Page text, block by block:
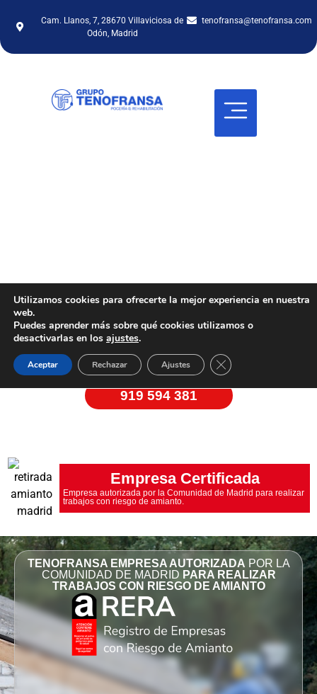
Cam. Llanos, 7, 28670 Villaviciosa de
Odón, Madrid
tenofransa@tenofransa.com
de Madrid para realizar trabajos con
riesgo de amianto.
ESCRÍBENOS
919 594 381
Empresa Certificada
Empresa autorizada por la Comunidad de Madrid para realizar
trabajos con riesgo de amianto.
TENOFRANSA EMPRESA AUTORIZADA POR LA
COMUNIDAD DE MADRID PARA REALIZAR
TRABAJOS CON RIESGO DE AMIANTO
Utilizamos cookies para ofrecerte la mejor experiencia en nuestra
web.
Puedes aprender más sobre qué cookies utilizamos o
desactivarlas en los ajustes.
Aceptar Rechazar Ajustes Cerrar el banner de